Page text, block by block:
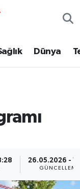
Dünya
26.05.2026 -
GÜNCELLEME